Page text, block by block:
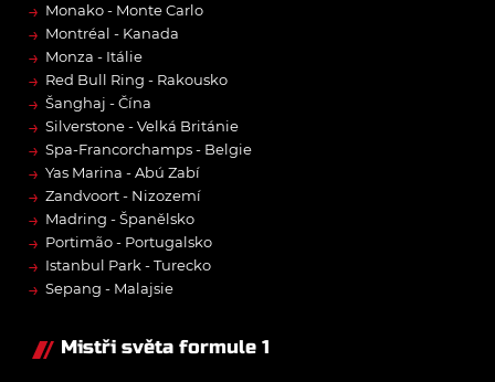
→ Monako - Monte Carlo
→ Montréal - Kanada
→ Monza - Itálie
→ Red Bull Ring - Rakousko
→ Šanghaj - Čína
→ Silverstone - Velká Británie
→ Spa-Francorchamps - Belgie
→ Yas Marina - Abú Zabí
→ Zandvoort - Nizozemí
→ Madring - Španělsko
→ Portimão - Portugalsko
→ Istanbul Park - Turecko
→ Sepang - Malajsie
Mistři světa formule 1